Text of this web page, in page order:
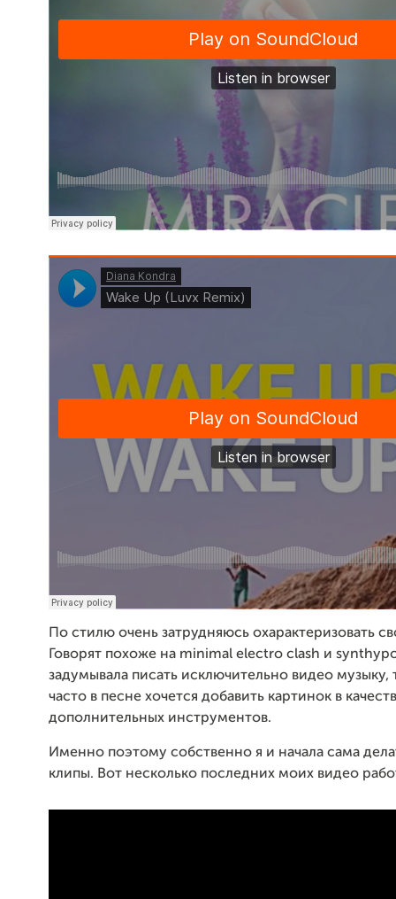
По стилю очень затрудняюсь охарактеризовать
Говорят похоже на minimal electro clash и
задумывала писать исключительно видео музыку,
часто в песне хочется добавить картинок в
дополнительных инструментов.
Именно поэтому собственно я и начала сама
клипы. Вот несколько последних моих видео